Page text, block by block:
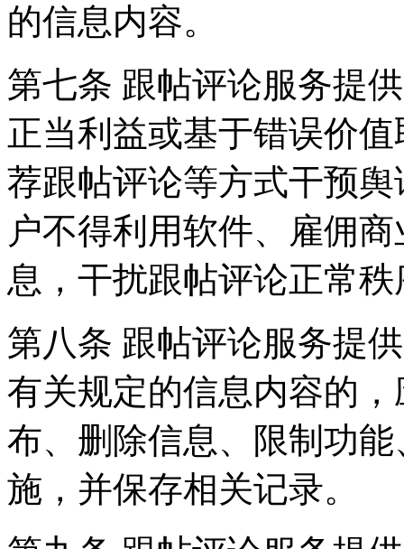
的信息内容。
第七条 跟帖评论服务提
正当利益或基于错误价
荐跟帖评论等方式干预
户不得利用软件、雇佣
息，干扰跟帖评论正常
第八条 跟帖评论服务提
有关规定的信息内容的
布、删除信息、限制功
施，并保存相关记录。